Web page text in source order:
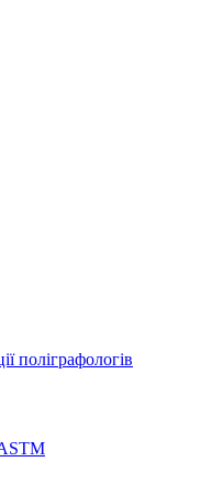
поліграфологів